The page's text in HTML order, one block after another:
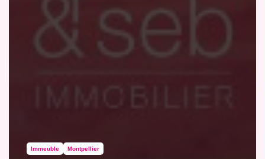
Immeuble Montpellier